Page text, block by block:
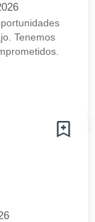
Tenemos